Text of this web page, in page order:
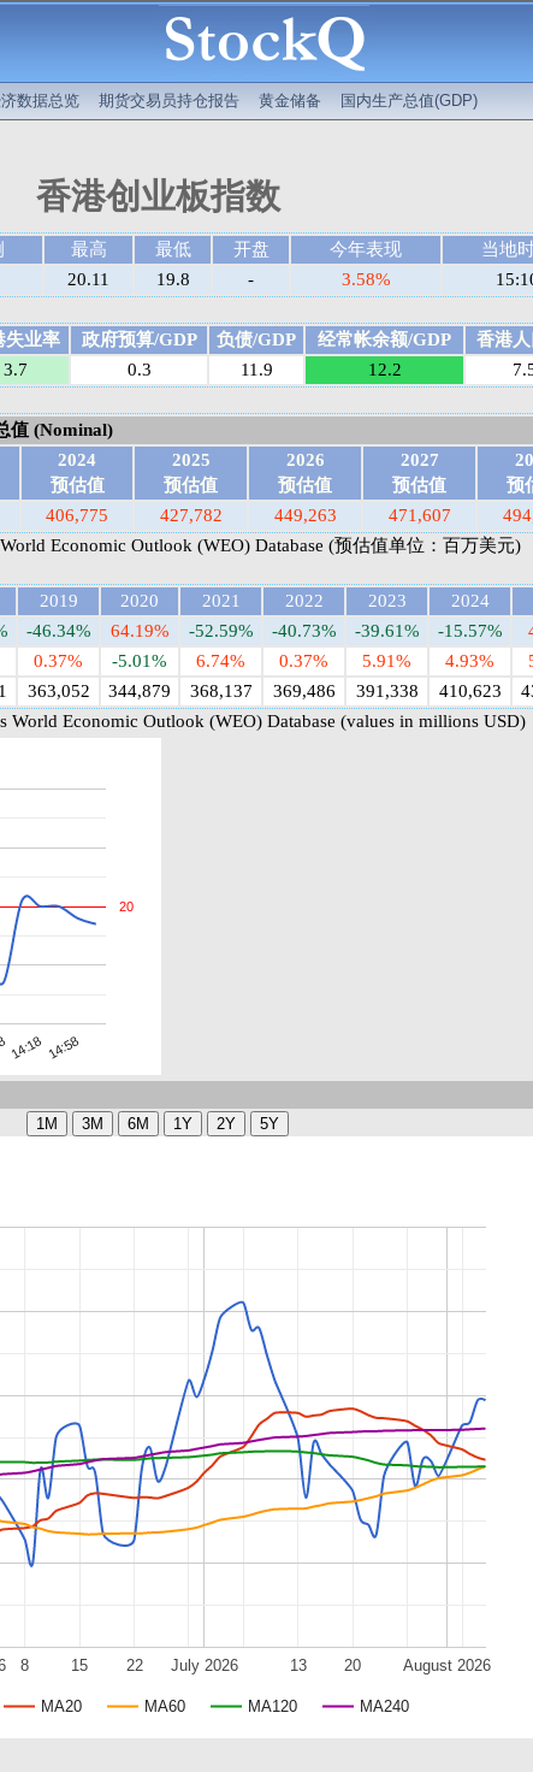
数据总览 期货交易员持仓报告 黄金储备 国内生产总值(GDP)
香港创业板指数
最高 最低 开盘 今年表现
当地
20.11 19.8 - 3.58%
失业率 政府预算/GDP 负债/GDP 经常帐余额/GDP
香港
3.7 0.3 11.9 12.2
值 (Nominal)
2024
预估值
2025
预估值
2026
预估值
2027
预估值
预
406,775 427,782 449,263 471,607
Economic Outlook (WEO) Database (预估值单位：百万美元)
2019 2020 2021 2022 2023 2024
-46.34% 64.19% -52.59% -40.73% -39.61% -15.57%
0.37% -5.01% 6.74% 0.37% 5.91% 4.93%
363,052 344,879 368,137 369,486 391,338 410,623
World Economic Outlook (WEO) Database (values in millions USD)
14:18 14:58
20
MA20 MA60 MA120 MA240
July 2026 August 2026
8 15 22 13 20